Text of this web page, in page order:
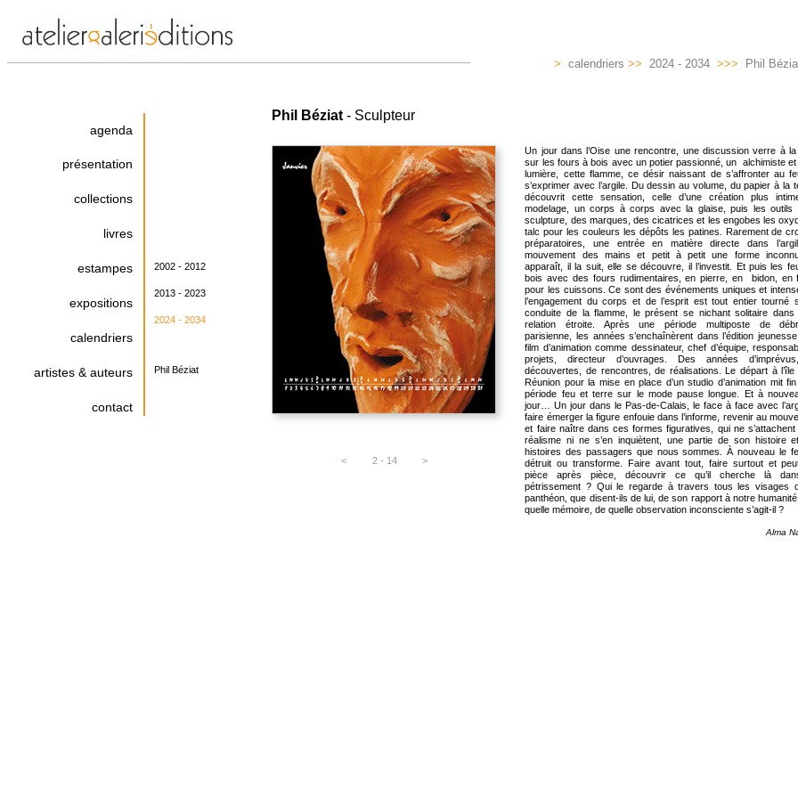
> calendriers>> 2024 - 2034>>> Phil
agenda
présentation
collections
livres
estampes
expositions
calendriers
artistes & auteurs
contact
2002 - 2012
2013 - 2023
2024 - 2034
Phil Béziat
Phil Béziat - Sculpteur
2 - 14
< >
Un jour dans l’Oise une rencontre, une discussion verre à la
sur les fours à bois avec un potier passionné, un alchimiste et
lumière, cette flamme, ce désir naissant de s’affronter au
s’exprimer avec l’argile. Du dessin au volume, du papier à la
découvrit cette sensation, celle d’une création plus
modelage, un corps à corps avec la glaise, puis les outils
sculpture, des marques, des cicatrices et les engobes les
talc pour les couleurs les dépôts les patines. Rarement de
préparatoires, une entrée en matière directe dans
mouvement des mains et petit à petit une forme
apparaît, il la suit, elle se découvre, il l’investit. Et puis les
bois avec des fours rudimentaires, en pierre, en bidon, en
pour les cuissons. Ce sont des événements uniques et
l’engagement du corps et de l’esprit est tout entier tourné
conduite de la flamme, le présent se nichant solitaire dans
relation étroite. Après une période multiposte de
parisienne, les années s’enchaînèrent dans l’édition
film d’animation comme dessinateur, chef d’équipe,
projets, directeur d’ouvrages. Des années
découvertes, de rencontres, de réalisations. Le départ à l’île
Réunion pour la mise en place d’un studio d’animation mit
période feu et terre sur le mode pause longue. Et à
jour… Un jour dans le Pas-de-Calais, le face à face avec
faire émerger la figure enfouie dans l’informe, revenir au
et faire naître dans ces formes figuratives, qui ne s’attachent
réalisme ni ne s’en inquiètent, une partie de son histoire
histoires des passagers que nous sommes. À nouveau le
détruit ou transforme. Faire avant tout, faire surtout et
pièce après pièce, découvrir ce qu’il cherche là
pétrissement ? Qui le regarde à travers tous les visages
panthéon, que disent-ils de lui, de son rapport à notre
quelle mémoire, de quelle observation inconsciente s’agit-il ?
Alma